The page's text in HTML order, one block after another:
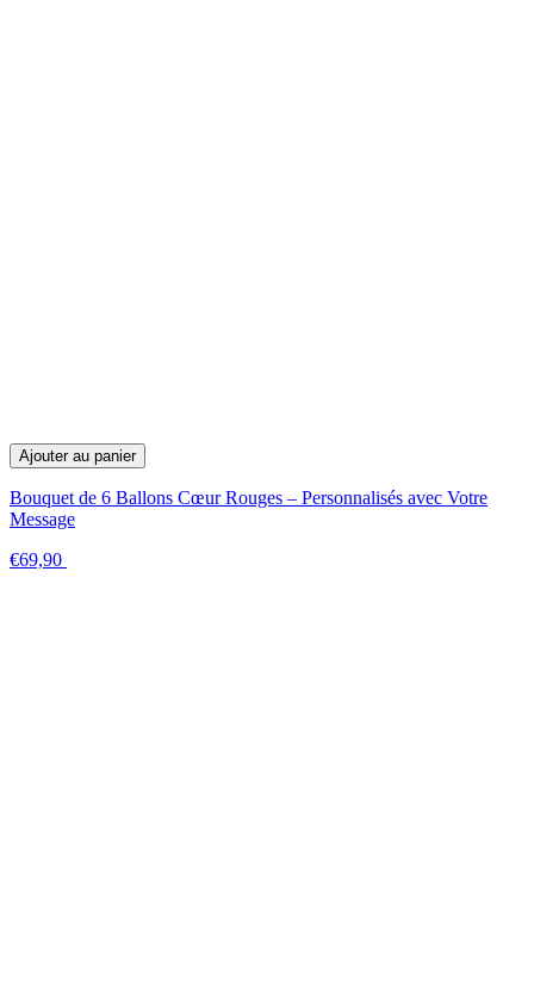
Ajouter au panier
Bouquet de 6 Ballons Cœur Rouges – Personnalisés avec Votre
Message
€69,90